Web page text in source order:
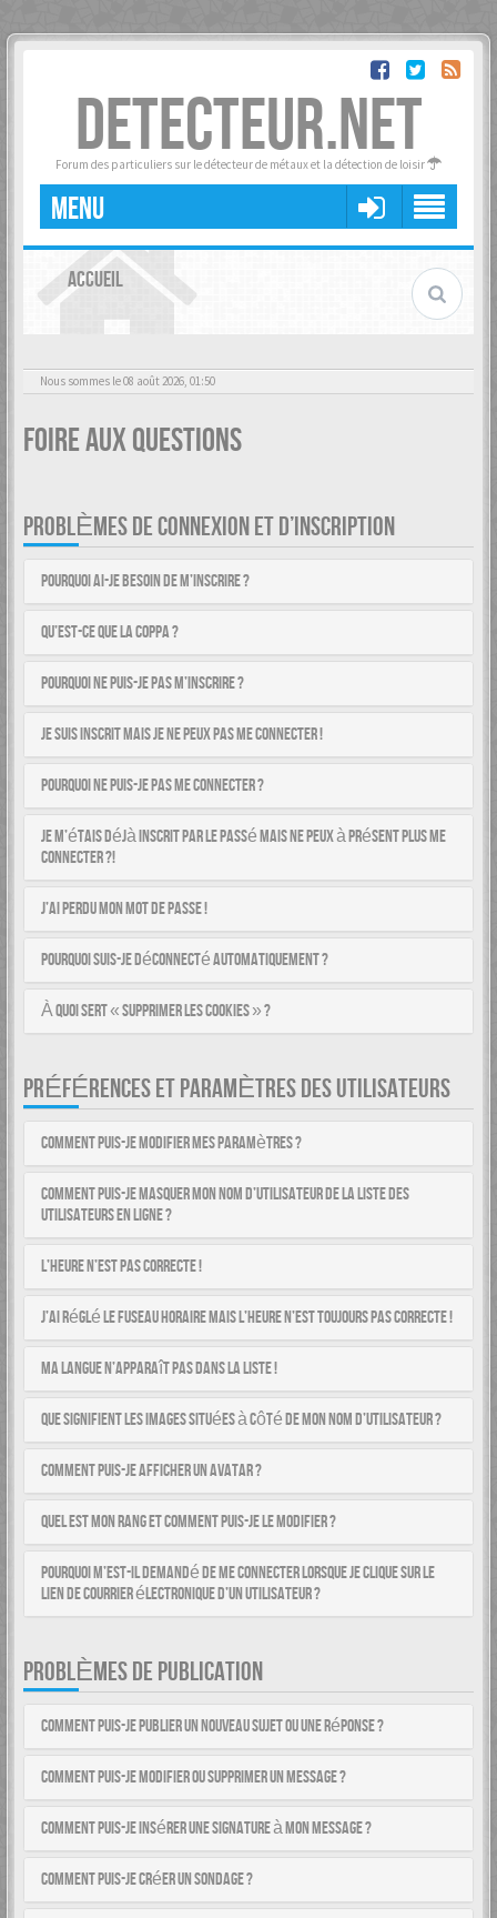
DETECTEUR.NET
Forum des particuliers sur le détecteur de métaux et la détection de loisir
MENU
ACCUEIL
Nous sommes le 08 août 2026, 01:50
Foire aux questions
PROBLÈMES DE CONNEXION ET D’INSCRIPTION
Pourquoi ai-je besoin de m’inscrire ?
Qu’est-ce que la COPPA ?
Pourquoi ne puis-je pas m’inscrire ?
Je suis inscrit mais je ne peux pas me connecter !
Pourquoi ne puis-je pas me connecter ?
Je m’étais déjà inscrit par le passé mais ne peux à présent plus me
connecter ?!
J’ai perdu mon mot de passe !
Pourquoi suis-je déconnecté automatiquement ?
À quoi sert « Supprimer les cookies » ?
PRÉFÉRENCES ET PARAMÈTRES DES UTILISATEURS
Comment puis-je modifier mes paramètres ?
Comment puis-je masquer mon nom d’utilisateur de la liste des
utilisateurs en ligne ?
L’heure n’est pas correcte !
J’ai réglé le fuseau horaire mais l’heure n’est toujours pas correcte !
Ma langue n’apparaît pas dans la liste !
Que signifient les images situées à côté de mon nom d’utilisateur ?
Comment puis-je afficher un avatar ?
Quel est mon rang et comment puis-je le modifier ?
Pourquoi m’est-il demandé de me connecter lorsque je clique sur le
lien de courrier électronique d’un utilisateur ?
PROBLÈMES DE PUBLICATION
Comment puis-je publier un nouveau sujet ou une réponse ?
Comment puis-je modifier ou supprimer un message ?
Comment puis-je insérer une signature à mon message ?
Comment puis-je créer un sondage ?